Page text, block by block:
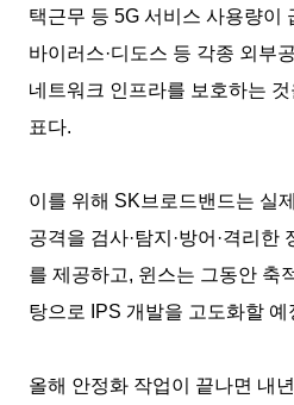
택근무 등 5G 서비스 사용량이
바이러스·디도스 등 각종 외부
네트워크 인프라를 보호하는
표다.
이를 위해 SK 브로드밴드는 실
공격을 검사·탐지 ·방어 ·격리한
를 제공하고, 윈스는 그동안 축
탕으로
IPS 개발을 고도화할 예
올해 안정화 작업이 끝나면 내